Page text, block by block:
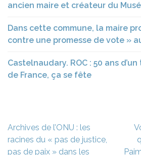
ancien maire et créateur du
Dans cette commune, la maire
contre une promesse de vote »
Castelnaudary. ROC : 50 ans
de France, ça se fête
Navigation
de
l’article
Archives de l’ONU : les
racines du « pas de justice,
pas de paix » dans les